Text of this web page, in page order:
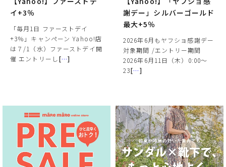
イ+3％
「毎月1日 ファーストデイ
+3％」キャンペーン Yahoo!店
は７/1（水）ファーストデイ開
催 エントリーし[…]
謝デー」シルバーゴールド
最大+5％
2026年6月もヤフショ感謝デー
対象期間 /エントリー期間
2026年6月11日（木）0:00～
23[…]